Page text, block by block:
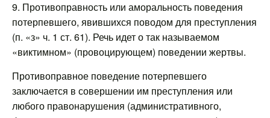
9. Противоправность или аморальность поведения
потерпевшего, явившихся поводом для преступления
(п. «з» ч. 1 ст. 61). Речь идет о так называемом
«виктимном» (провоцирующем) поведении жертвы.
Противоправное поведение потерпевшего
заключается в совершении им преступления или
любого правонарушения (административного,